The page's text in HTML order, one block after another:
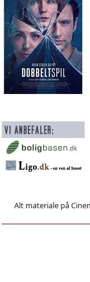
Alt materiale på